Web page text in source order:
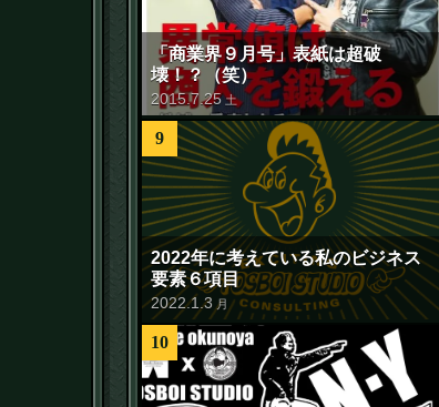
「商業界９月号」表紙は超破
壊！？（笑）
2015.7.25 土
9
2022年に考えている私のビジネス
要素６項目
2022.1 .3 月
10